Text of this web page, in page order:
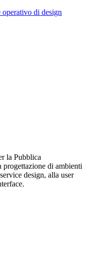
operativo di design
la Pubblica
progettazione di ambienti
design, alla user